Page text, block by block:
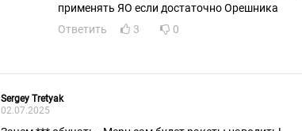
применять ЯО если достаточно Орешника
Ответить
3 0
Sergey Tretyak
02.07.2025